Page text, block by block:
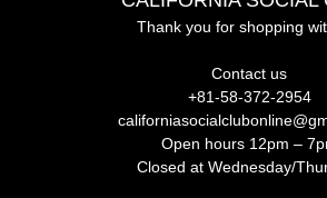
Thank you for shopping
Contact us
+81-58-372-2954
Open hours 12pm –
Closed at Wednesday/